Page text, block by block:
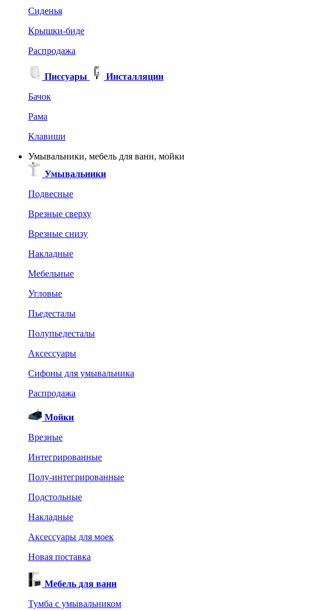
Сиденья
Крышки-биде
Распродажа
Писсуары
Инсталляции
Бачок
Рама
Клавиши
Умывальники, мебель для ванн, мойки
Умывальники
Подвесные
Врезные сверху
Врезные снизу
Накладные
Мебельные
Угловые
Пьедесталы
Полупьедесталы
Аксессуары
Сифоны для умывальника
Распродажа
Мойки
Врезные
Интегрированные
Полу-интегрированные
Подстольные
Накладные
Аксессуары для моек
Новая поставка
Мебель для ванн
Тумба с умывальником